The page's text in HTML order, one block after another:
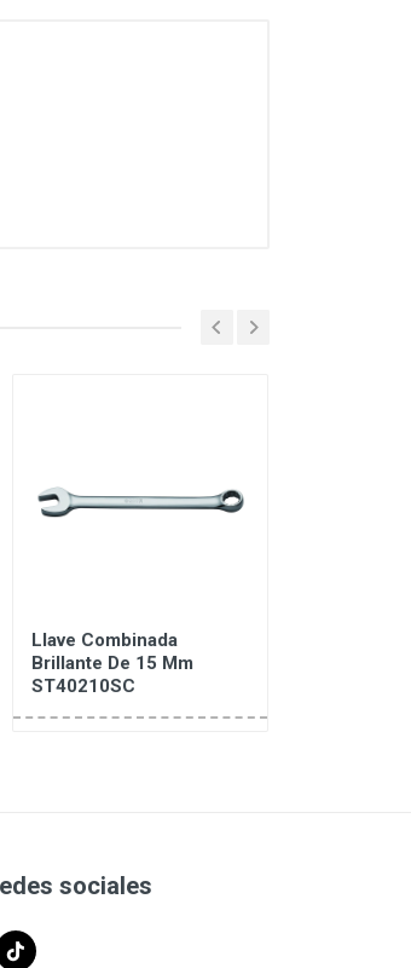
Llave Combinada
Brillante De 15 Mm
ST40210SC
sociales